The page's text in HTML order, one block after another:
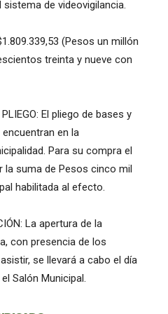
de videovigilancia.
(Pesos un millón
treinta y nueve con
PLIEGO: El pliego de bases y
en la
Para su compra el
la suma de Pesos cinco mil
habilitada al efecto.
La apertura de la
con presencia de los
se llevará a cabo el día
Salón Municipal.